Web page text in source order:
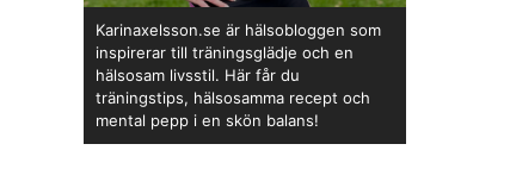
Karinaxelsson.se är hälsobloggen som
inspirerar till träningsglädje och en
hälsosam livsstil. Här får du
träningstips, hälsosamma recept och
mental pepp i en skön balans!